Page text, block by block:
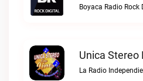
Boyaca Radio Rock
Unica Stereo
La Radio